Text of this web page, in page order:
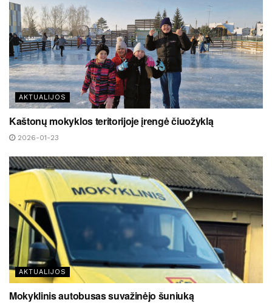
AKTUALIJOS
Kaštonų mokyklos teritorijoje įrengė čiuožyklą
2026-01-23
AKTUALIJOS
Mokyklinis autobusas suvažinėjo šuniuką